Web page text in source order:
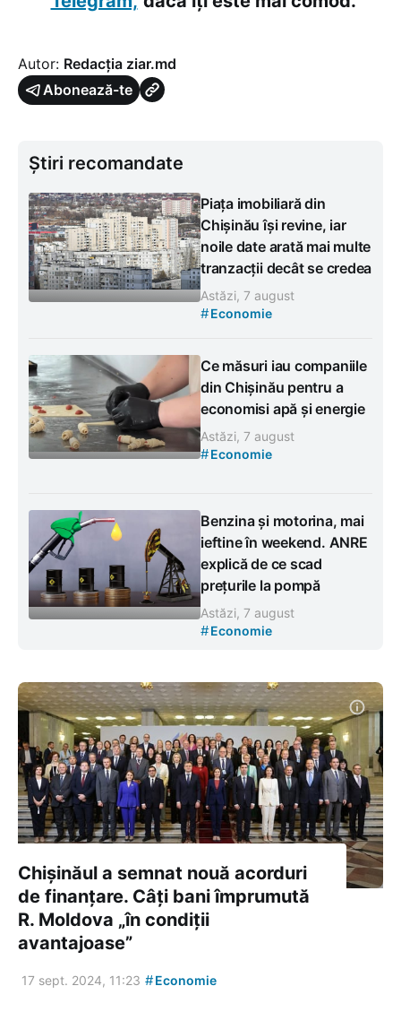
Autor: Redacția ziar.md
Abonează-te
Știri recomandate
Piața imobiliară din
Chișinău își revine, iar
noile date arată mai multe
tranzacții decât se credea
Astăzi, 7 august
#Economie
Ce măsuri iau companiile
din Chișinău pentru a
economisi apă și energie
Astăzi, 7 august
#Economie
Benzina și motorina, mai
ieftine în weekend. ANRE
explică de ce scad
prețurile la pompă
Astăzi, 7 august
#Economie
Chișinăul a semnat nouă acorduri
de finanțare. Câți bani împrumută
R. Moldova „în condiții
avantajoase”
17 sept. 2024, 11:23 #Economie